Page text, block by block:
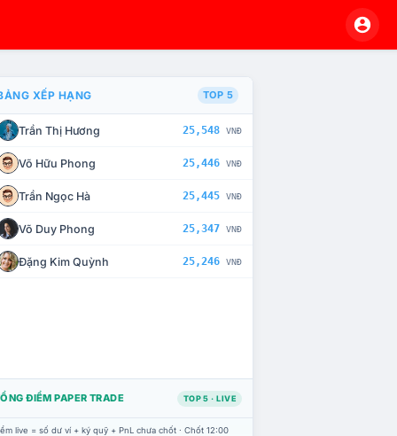
CHẾ TÀI XỬ LÝ VI PHẠM
XẾP HẠNG TOP 5
Trần Thị Hương 25,548 VNĐ
Võ Hữu Phong 25,446 VNĐ
Trần Ngọc Hà 25,445 VNĐ
Võ Duy Phong 25,347 VNĐ
Đặng Kim Quỳnh 25,246 VNĐ
ĐIỂM PAPER TRADE TOP 5 · LIVE
live = số dư ví + ký quỹ + PnL chưa chốt · Chốt 12:00